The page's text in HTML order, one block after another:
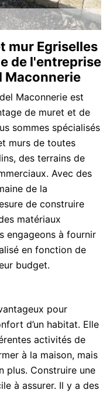
mur Egriselles
de l'entreprise
Maconnerie
Maconnerie est
de muret et de
sommes spécialisés
murs de toutes
des terrains de
Avec des
de la
de construire
matériaux
engageons à fournir
en fonction de
budget.
pour
d’un habitat. Elle
activités de
à la maison, mais
plus. Construire une
à assurer. Il y a des